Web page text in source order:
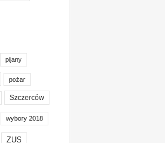
pijany
pożar
Szczerców
wybory 2018
ZUS